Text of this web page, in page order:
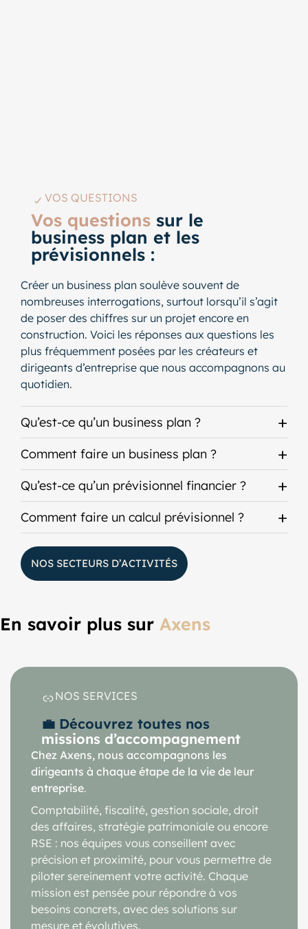
VOS QUESTIONS
Vos questions sur le
business plan et les
prévisionnels :
Créer un business plan soulève souvent de
nombreuses interrogations, surtout lorsqu’il s’agit
de poser des chiffres sur un projet encore en
construction. Voici les réponses aux questions les
plus fréquemment posées par les créateurs et
dirigeants d’entreprise que nous accompagnons au
quotidien.
Qu’est-ce qu’un business plan ?
Comment faire un business plan ?
Qu’est-ce qu’un prévisionnel financier ?
Comment faire un calcul prévisionnel ?
NOS SECTEURS D’ACTIVITÉS
En savoir plus sur Axens
NOS SERVICES
💼 Découvrez toutes nos
missions d’accompagnement
Chez Axens, nous accompagnons les
dirigeants à chaque étape de la vie de leur
entreprise.
Comptabilité, fiscalité, gestion sociale, droit
des affaires, stratégie patrimoniale ou encore
RSE : nos équipes vous conseillent avec
précision et proximité, pour vous permettre de
piloter sereinement votre activité. Chaque
mission est pensée pour répondre à vos
besoins concrets, avec des solutions sur
mesure et évolutives.